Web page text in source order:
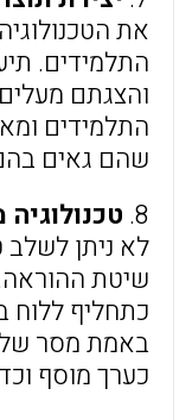
את
התלמידים.
והצגתם
התלמידים
שהם גאים
8.
לא ניתן לשלב
שיטת
כתחליף ללוח
באמת מסר של
כערך מוסף